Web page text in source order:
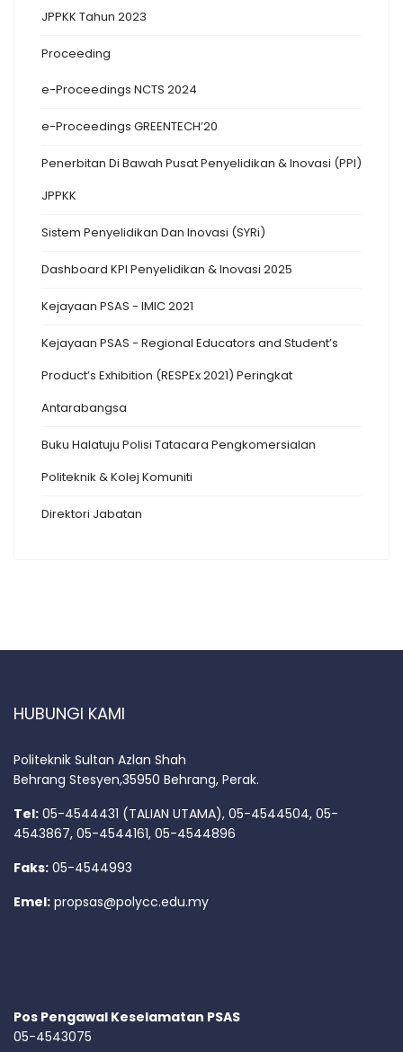
JPPKK Tahun 2023
Proceeding
e-Proceedings NCTS 2024
e-Proceedings GREENTECH’20
Penerbitan Di Bawah Pusat Penyelidikan & Inovasi (PPI)
JPPKK
Sistem Penyelidikan Dan Inovasi (SYRi)
Dashboard KPI Penyelidikan & Inovasi 2025
Kejayaan PSAS - IMIC 2021
Kejayaan PSAS - Regional Educators and Student’s
Product’s Exhibition (RESPEx 2021) Peringkat
Antarabangsa
Buku Halatuju Polisi Tatacara Pengkomersialan
Politeknik & Kolej Komuniti
Direktori Jabatan
HUBUNGI KAMI
Politeknik Sultan Azlan Shah
Behrang Stesyen,35950 Behrang, Perak.
Tel: 05-4544431 (TALIAN UTAMA), 05-4544504, 05-
4543867, 05-4544161, 05-4544896
Faks: 05-4544993
Emel: propsas@polycc.edu.my
Pos Pengawal Keselamatan PSAS
05-4543075